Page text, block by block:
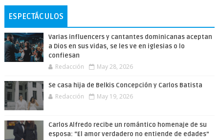
ESPECTÁCULOS
Varias influencers y cantantes dominicanas aceptan
a Dios en sus vidas, se les ve en iglesias o lo
confiesan
Redacción May 28, 2026
Se casa hija de Belkis Concepción y Carlos Batista
Redacción May 19, 2026
Carlos Alfredo recibe un romántico homenaje de su
esposa: “El amor verdadero no entiende de edades”